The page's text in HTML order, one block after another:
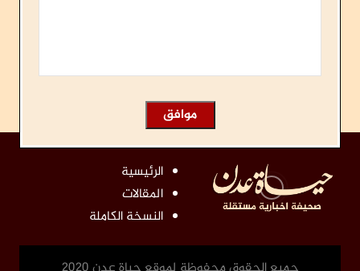
الرئيسية
المقالات
النسخة الكاملة